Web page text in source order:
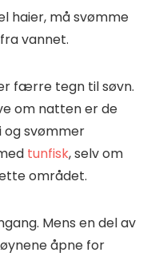
haier, må svømme
vannet.
færre tegn til søvn.
om natten er de
og svømmer
tunfisk, selv om
området.
Mens en del av
åpne for